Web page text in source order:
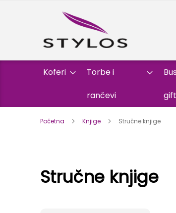
Koferi Torbe i
rančevi gift
Početna Knjige Stručne knjige
Stručne knjige